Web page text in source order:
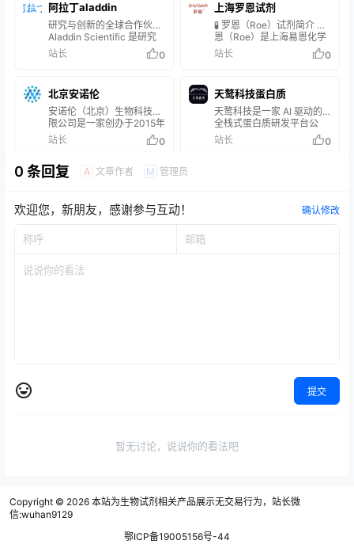
优势 涵盖从基础研究到高端
应用的广泛需求，提供高品
质的科研工具产品和全方位
的…
疫苗、血制品、重组蛋白等
生物制药研发与生产企业，
产品包括i-Axi…
作者提供覆盖化学与生命科
学领域的试剂耗材、仪器设
备的一站式供应服务及数智
化采购解决方案的高新技术
企业。 全球资源与供应链整
国际知名化学试剂企业的高
级管理经验。作为Fisher
Scientific、默克、…
服务，科技创新工程与产业
链的集成式工业资源与科技
创新产业平台已成为科技与
工业发展的加速器。 百灵威
长期致力于平台建设与资源
展数字营销网络，进一步提
高科研服务水平。 基于
“Chemist-to-Chem…
阿拉丁aladdin
研究与创新的全球合作伙伴
Aladdin Scientific 是研究
用化学品、生化试剂和生命
科学试剂的全球供应商。自
靠的材料 -- 从基础实验室
化学品到蛋白质和抗体等先
进生命科学工具。 我们在美
国、德国、爱尔兰、新加坡
和中国设有全球办事处，拥
中心，致力于提供稳定的质
量、可靠的供应和实用的科
应，助力…
站长 0
上海罗恩试剂
🧪 罗恩（Roe）试剂简介 罗
恩（Roe）是上海易恩化学
技术有限公司旗下的专业试
剂品牌，致力于充分发挥公
化学及生物领域产品，成为
化学及生物等领域研发人员
的得力帮手。 🔬 核心产品
领域 罗恩试剂的产品线丰
富，涵盖通用试剂、分析试
领域，包括： 分析化学 …
站长 0
北京安诺伦
安诺伦（北京）生物科技有
限公司是一家创办于2015年
的创新型高科技企业，公司
由在国内科研试剂领域有着
团队和企业管理团队组建而
试剂产品研发与销售。 自公
司成立以来一直以“客户至
和技术服务。本着始终拥有
的服务热忱，安诺伦生物致
站长 0
天鹜科技蛋白质
天鹜科技是一家 AI 驱动的
全栈式蛋白质研发平台公
司，通过构建“人无我有”的
超大规模蛋白质序列数据集/
蛋白质大模型为核心引擎，
天鹜科技开发科研智能体与
站长 0
0 条回复 A 文章作者 M 管理员
欢迎您，新朋友，感谢参与互动！ 确认修改
提交
暂无讨论，说说你的看法吧
Copyright © 2026 本站为生物试剂相关产品展示无交易行为，站长微
信:wuhan9129
鄂ICP备19005156号-44